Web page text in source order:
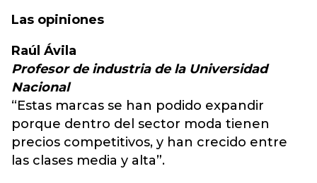
Las opiniones
Raúl Ávila
Profesor de industria de la Universidad
Nacional
“Estas marcas se han podido expandir
porque dentro del sector moda tienen
precios competitivos, y han crecido entre
las clases media y alta”.